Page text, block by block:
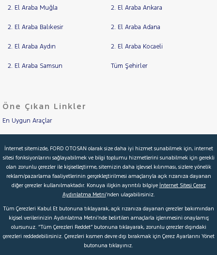
2. El Araba Muğla 2. El Araba Ankara
2. El Araba Balıkesir 2. El Araba Adana
2. El Araba Aydın 2. El Araba Kocaeli
2. El Araba Samsun Tüm Şehirler
Öne Çıkan Linkler
En Uygun Araçlar
İkinci El Garanti
Kampanyalar
Kredi Hesaplama & Başvuru
© 2026 Ford Türkiye Ford Kurumsal Hakkımızda
Şartlar & Kişisel Verilerin Korunması S.S.S.
İnternet sitemizde, FORD OTOSAN olarak size daha iyi hizmet sunabilmek için, internet
sitesi fonksiyonlarını sağlayabilmek ve bilgi toplumu hizmetlerini sunabilmek için gerekli
olan zorunlu çerezler ile kişiselleştirme, sitemizin daha işlevsel kılınması, sizlere yönelik
reklam/pazarlama faaliyetlerinin gerçekleştirilmesi amaçlarıyla açık rızanıza dayanan
diğer çerezler kullanılmaktadır. Konuya ilişkin ayrıntılı bilgiye İnternet Sitesi Çerez
Aydınlatma Metni’nden ulaşabilirsiniz.
Tüm Çerezleri Kabul Et butonuna tıklayarak, açık rızanıza dayanan çerezler bakımından
kişisel verilerinizin Aydınlatma Metni’nde belirtilen amaçlarla işlenmesini onaylamış
olursunuz. “Tüm Çerezleri Reddet” butonuna tıklayarak, zorunlu çerezler dışındaki
çerezleri reddedebilirsiniz. Çerezleri kısmen devre dışı bırakmak için Çerez Ayarlarını Yönet
butonuna tıklayınız.